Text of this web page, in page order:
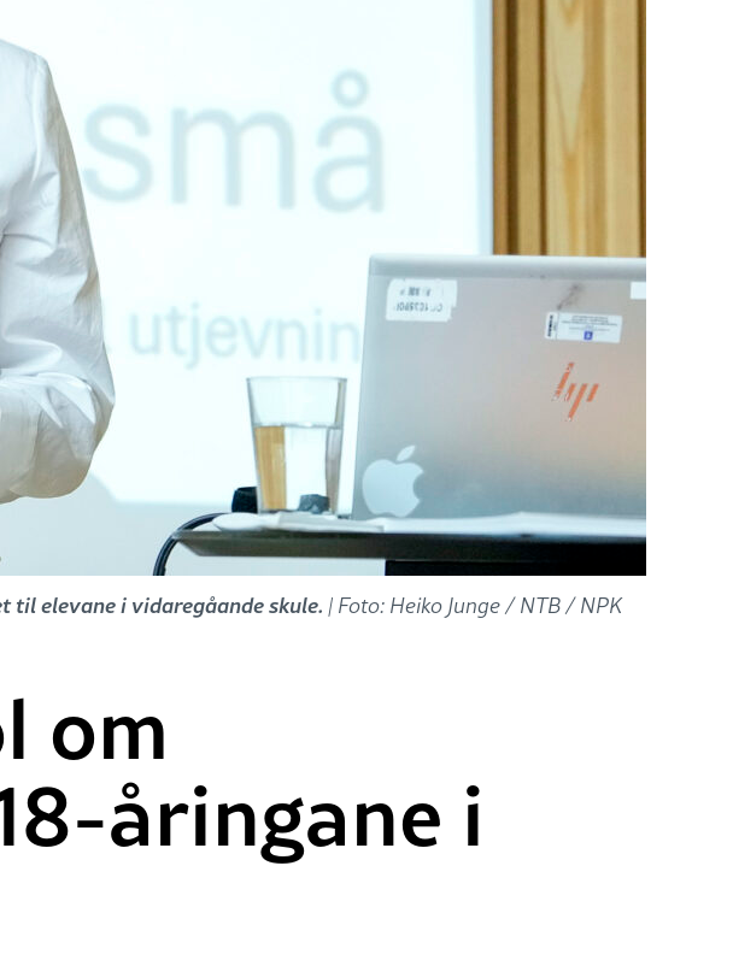
elevane i vidaregåande skule. | Foto: Heiko Junge / NTB / NPK
om
åringane i